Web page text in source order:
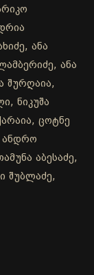
ანა
ანა
შურღაია,
ნიკუშა
ცოტნე
ანდრო
აბესაძე,
შუბლაძე,